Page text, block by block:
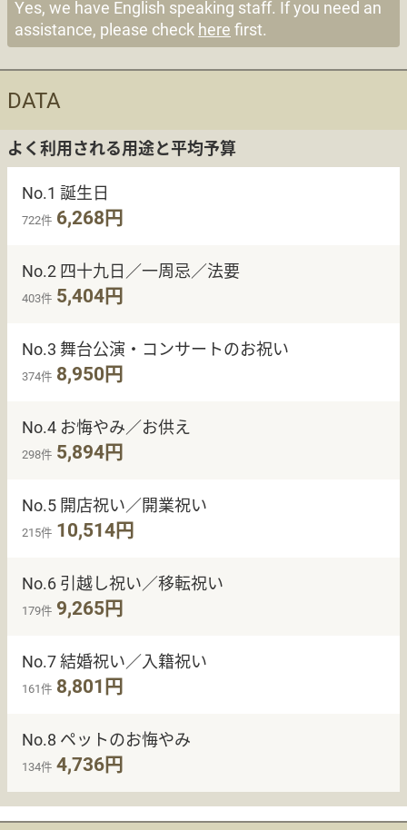
Yes, we have English speaking staff. If you need an
assistance, please check here first.
DATA
よく利用される用途と平均予算
No.1 誕生日
722件 6,268円
No.2 四十九日／一周忌／法要
403件 5,404円
No.3 舞台公演・コンサートのお祝い
374件 8,950円
No.4 お悔やみ／お供え
298件 5,894円
No.5 開店祝い／開業祝い
215件 10,514円
No.6 引越し祝い／移転祝い
179件 9,265円
No.7 結婚祝い／入籍祝い
161件 8,801円
No.8 ペットのお悔やみ
134件 4,736円